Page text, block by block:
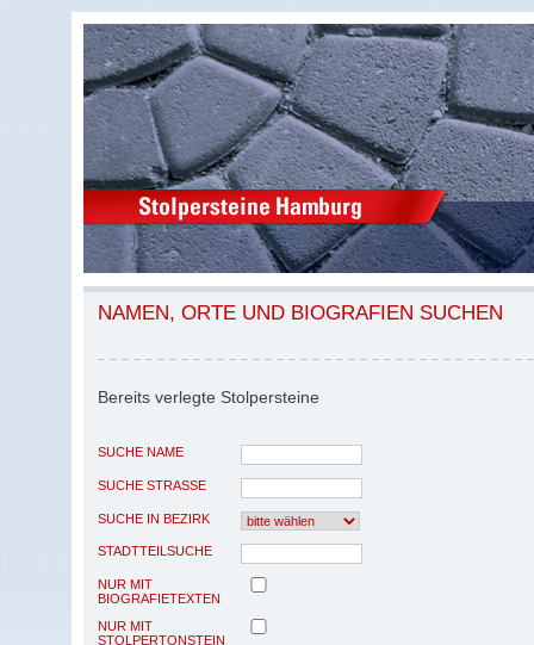
NAMEN, ORTE UND BIOGRAFIEN SUCHEN
Bereits verlegte Stolpersteine
SUCHE NAME
SUCHE STRASSE
SUCHE IN BEZIRK
STADTTEILSUCHE
NUR MIT
BIOGRAFIETEXTEN
NUR MIT
STOLPERTONSTEIN